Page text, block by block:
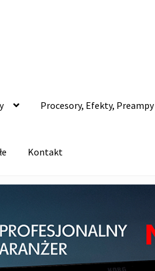
Procesory, Efekty, Preampy
Kontakt